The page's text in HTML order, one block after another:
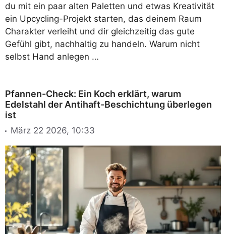
du mit ein paar alten Paletten und etwas Kreativität
ein Upcycling-Projekt starten, das deinem Raum
Charakter verleiht und dir gleichzeitig das gute
Gefühl gibt, nachhaltig zu handeln. Warum nicht
selbst Hand anlegen …
Pfannen-Check: Ein Koch erklärt, warum
Edelstahl der Antihaft-Beschichtung überlegen
ist
März 22 2026, 10:33